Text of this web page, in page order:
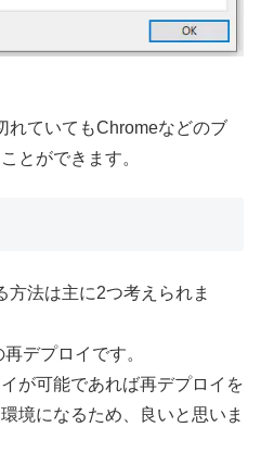
れていてもChromeなどのブ
とができます。
方法は主に2つ考えられま
デプロイです。
が可能であれば再デプロイを
境になるため、良いと思いま